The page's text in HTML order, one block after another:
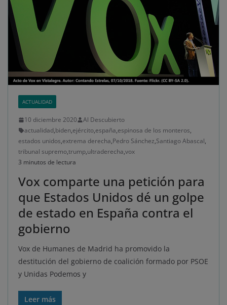
ACTUALIDAD
10 diciembre 2020
Al Descubierto
actualidad,biden,ejército,españa,espinosa de los monteros,
estados unidos,extrema derecha,Pedro Sánchez,Santiago Abascal,
tribunal supremo,trump,ultraderecha,vox
3 minutos de lectura
Vox comparte una petición para
que Estados Unidos dé un golpe
de estado en España contra el
gobierno
Vox de Humanes de Madrid ha promovido la
destitución del gobierno de coalición formado por PSOE
y Unidas Podemos y
Leer más